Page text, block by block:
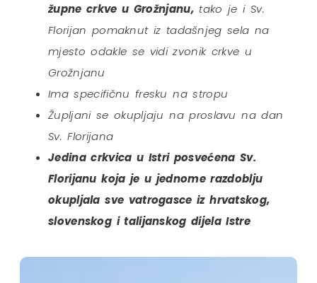
župne crkve u Grožnjanu,tako je i Sv.
Florijan pomaknut iz tadašnjeg sela na
mjesto odakle se vidi zvonik crkve u
Grožnjanu
Ima specifičnu fresku na stropu
Župljani se okupljaju na proslavu na dan
Sv. Florijana
Jedina crkvica u Istri posvećena Sv.
Florijanu koja je u jednome razdoblju
okupljala sve vatrogasce iz hrvatskog,
slovenskog i talijanskog dijela Istre